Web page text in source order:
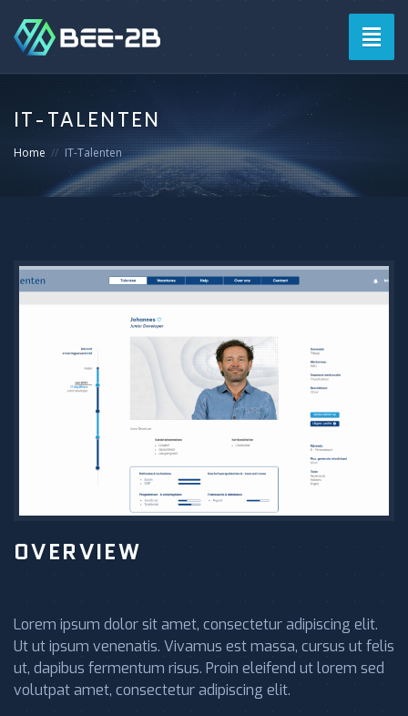
IT-TALENTEN
Home IT-Talenten
OVERVIEW
Lorem ipsum dolor sit amet, consectetur adipiscing elit.
Ut ut ipsum venenatis. Vivamus est massa, cursus ut felis
ut, dapibus fermentum risus. Proin eleifend ut lorem sed
volutpat amet, consectetur adipiscing elit.